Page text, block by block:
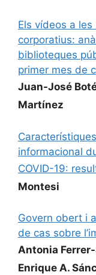
Els vídeos a
corporatius:
biblioteques
primer mes de
Juan-José
Martínez
informacional
COVID-19:
Montesi
Govern obert i
de cas sobre
Antonia
Enrique A.